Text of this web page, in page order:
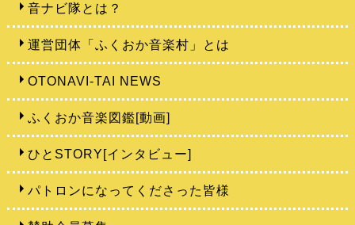
音ナビ隊とは？
運営団体「ふくおか音楽村」とは
OTONAVI-TAI NEWS
ふくおか音楽図鑑[動画]
ひとSTORY[インタビュー]
パトロンになってくださった皆様